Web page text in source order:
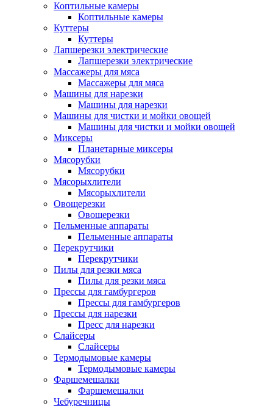
Коптильные камеры
Коптильные камеры
Куттеры
Куттеры
Лапшерезки электрические
Лапшерезки электрические
Массажеры для мяса
Массажеры для мяса
Машины для нарезки
Машины для нарезки
Машины для чистки и мойки овощей
Машины для чистки и мойки овощей
Миксеры
Планетарные миксеры
Мясорубки
Мясорубки
Мясорыхлители
Мясорыхлители
Овощерезки
Овощерезки
Пельменные аппараты
Пельменные аппараты
Перекрутчики
Перекрутчики
Пилы для резки мяса
Пилы для резки мяса
Прессы для гамбургеров
Прессы для гамбургеров
Прессы для нарезки
Пресс для нарезки
Слайсеры
Слайсеры
Термодымовые камеры
Термодымовые камеры
Фаршемешалки
Фаршемешалки
Чебуречницы